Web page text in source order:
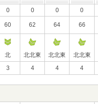
0 0 0 0
60 62 64 66
北 北北東 北北東 北北東
3 4 4 4